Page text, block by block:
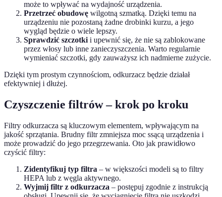
może to wpływać na wydajność urządzenia.
Przetrzeć obudowę wilgotną szmatką. Dzięki temu na
urządzeniu nie pozostaną żadne drobinki kurzu, a jego
wygląd będzie o wiele lepszy.
Sprawdzić szczotki i upewnić się, że nie są zablokowane
przez włosy lub inne zanieczyszczenia. Warto regularnie
wymieniać szczotki, gdy zauważysz ich nadmierne zużycie.
Dzięki tym prostym czynnościom, odkurzacz będzie działał
efektywniej i dłużej.
Czyszczenie filtrów – krok po kroku
Filtry odkurzacza są kluczowym elementem, wpływającym na
jakość sprzątania. Brudny filtr zmniejsza moc ssącą urządzenia i
może prowadzić do jego przegrzewania. Oto jak prawidłowo
czyścić filtry:
Zidentyfikuj typ filtra – w większości modeli są to filtry
HEPA lub z węgla aktywnego.
Wyjmij filtr z odkurzacza – postępuj zgodnie z instrukcją